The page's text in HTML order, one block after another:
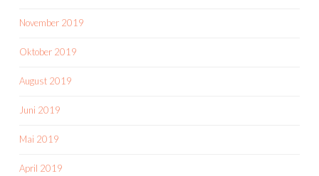
November 2019
Oktober 2019
August 2019
Juni 2019
Mai 2019
April 2019